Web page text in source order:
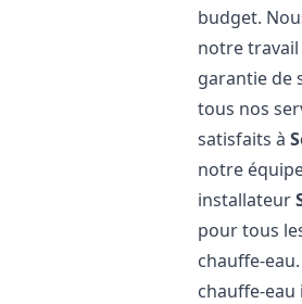
budget.
notre
garantie de
tous nos
satisfaits à
notre
installateur
pour tous
chauffe-
chauffe-